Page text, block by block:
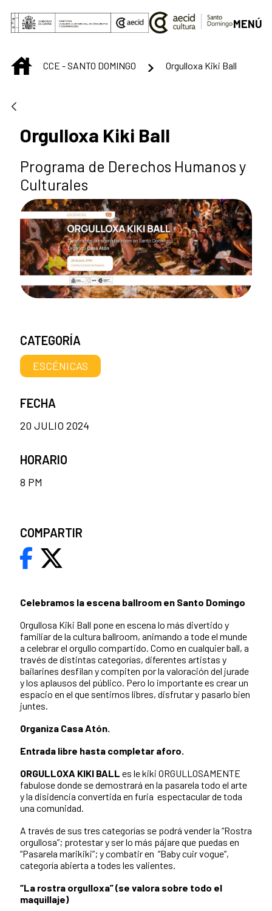
Saltar al contenido principal
MENÚ
INICIOCCE - SANTO DOMINGO Orgulloxa Kiki Ball
Orgulloxa Kiki Ball
Programa de Derechos Humanos y
Culturales
Celebramos la escena ballroom en Santo Domingo
Orgullosa Kiki Ball pone en escena lo más divertido y
familiar de la cultura ballroom, animando a tode el munde
a celebrar el orgullo compartido. Como en cualquier ball, a
través de distintas categorías, diferentes artistas y
bailarines desfilan y compiten por la valoración del jurade
y los aplausos del público. Pero lo importante es crear un
espacio en el que sentirnos libres, disfrutar y pasarlo bien
juntes.
Organiza Casa Atón.
Entrada libre hasta completar aforo.
ORGULLOXA KIKI BALL es le kiki ORGULLOSAMENTE
fabulose donde se demostrará en la pasarela todo el arte
y la disidencia convertida en furia espectacular de toda
una comunidad.
A través de sus tres categorías se podrá vender la “Rostra
orgullosa”; protestar y ser lo más pájare que puedas en
“Pasarela marikiki”; y combatir en “Baby cuir vogue”,
categoría abierta a todes les valientes.
“La rostra orgulloxa” (se valora sobre todo el
maquillaje)
CATEGORÍA
ESCÉNICAS
FECHA
20 JULIO 2024
HORARIO
8 PM
COMPARTIR